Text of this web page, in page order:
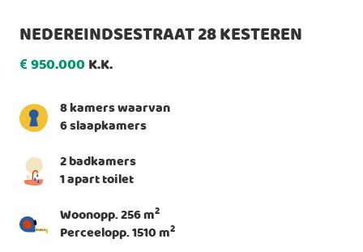
NEDEREINDSESTRAAT 28 KESTEREN
€950.000K.K.
8 kamers waarvan
6 slaapkamers
2 badkamers
1 apart toilet
Woonopp. 256 m2
Perceelopp. 1510 m2